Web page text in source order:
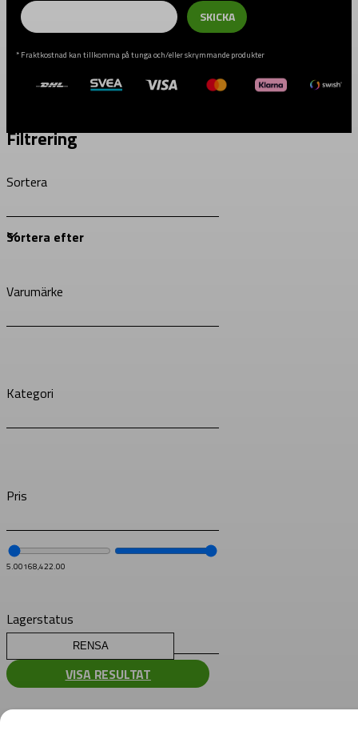
Email
SKICKA
* Fraktkostnad kan tillkomma på tunga och/eller skrymmande produkter
Filtrering
Sortera
Varumärke
Kategori
Pris
5.00168,422.00
Lagerstatus
RENSA
VISA RESULTAT